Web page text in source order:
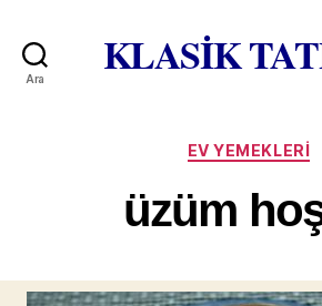
Ara KLASİK
EV YEMEKLERI
üzüm